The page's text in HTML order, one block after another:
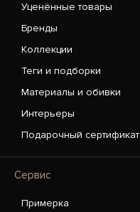
Уценённые товары
Бренды
Коллекции
Теги и подборки
Материалы и обивки
Интерьеры
Подарочный сертификат
Сервис
Примерка